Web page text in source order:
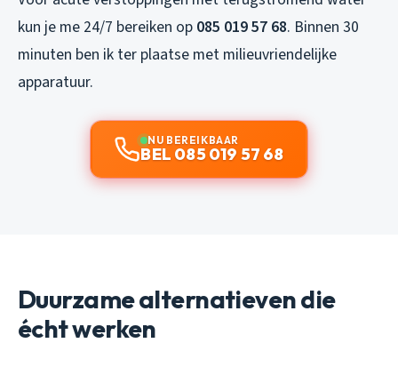
kun je me 24/7 bereiken op 085 019 57 68. Binnen 30
minuten ben ik ter plaatse met milieuvriendelijke
apparatuur.
NU BEREIKBAAR
BEL 085 019 57 68
Duurzame alternatieven die
écht werken